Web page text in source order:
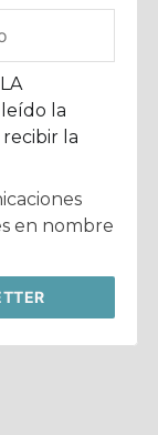
la
la
en nombre